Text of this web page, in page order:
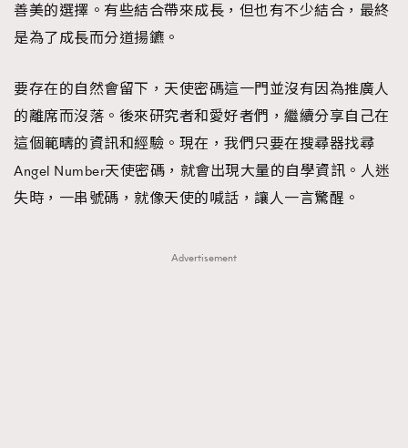
善美的選擇。有些結合帶來成長，但也有不少結合，最終
是為了成長而分道揚鑣。
要存在的自然會留下，天使密碼這一門並沒有因為推廣人
的離席而沒落。後來研究者和愛好者們，繼續分享自己在
這個範疇的資訊和經驗。現在，我們只要在搜尋器找尋
Angel Number天使密碼，就會出現大量的自學資訊。人迷
失時，一串號碼，就像天使的喊話，讓人一言驚醒。
Advertisement